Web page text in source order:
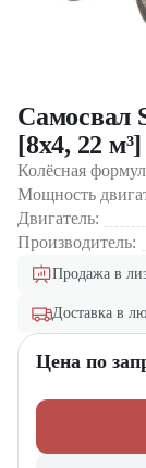
Самосвал
[8x4, 22 м³]
Колёсная
Мощность
Двигатель:
Производитель:
Продажа в
Доставка в
Цена по